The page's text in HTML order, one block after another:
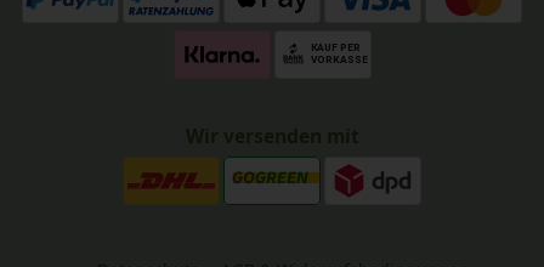
Wir versenden mit